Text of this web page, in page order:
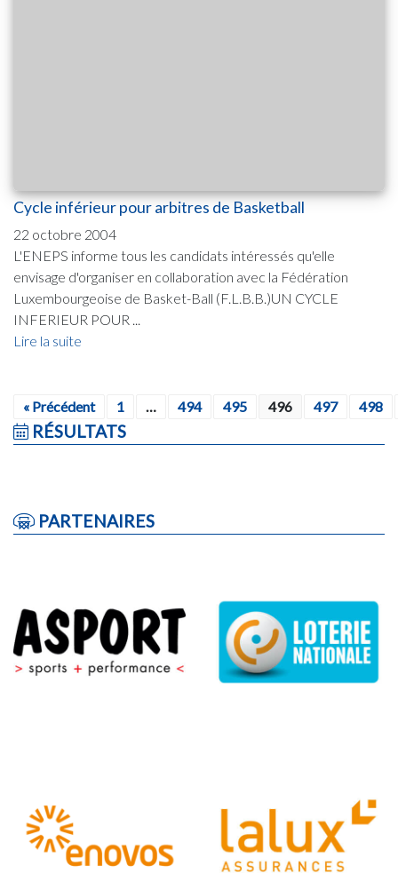
Cycle inférieur pour arbitres de Basketball
22 octobre 2004
L'ENEPS informe tous les candidats intéressés qu'elle
envisage d'organiser en collaboration avec la Fédération
Luxembourgeoise de Basket-Ball (F.L.B.B.)UN CYCLE
INFERIEUR POUR ...
Lire la suite
« Précédent 1 … 494 495 496 497 498
RÉSULTATS
PARTENAIRES